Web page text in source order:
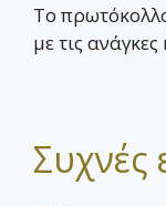
Το
με τις
Συχνές